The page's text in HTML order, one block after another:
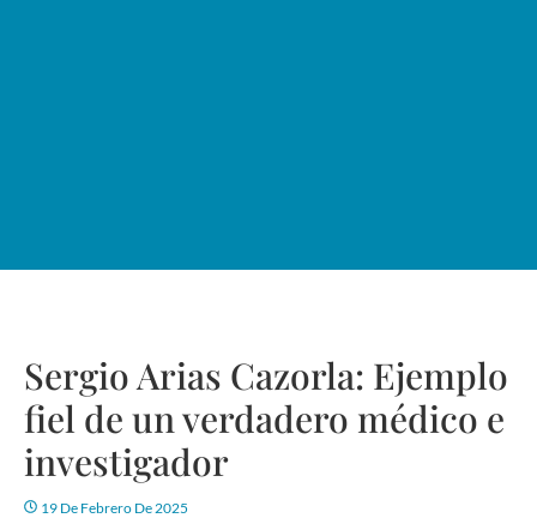
Sergio Arias Cazorla: Ejemplo
fiel de un verdadero médico e
investigador
19 De Febrero De 2025